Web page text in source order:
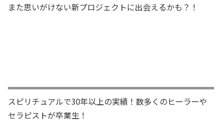
また思いがけない新プロジェクトに出会えるかも？！
スピリチュアルで30年以上の実績！数多くのヒーラーや
セラピストが卒業生！